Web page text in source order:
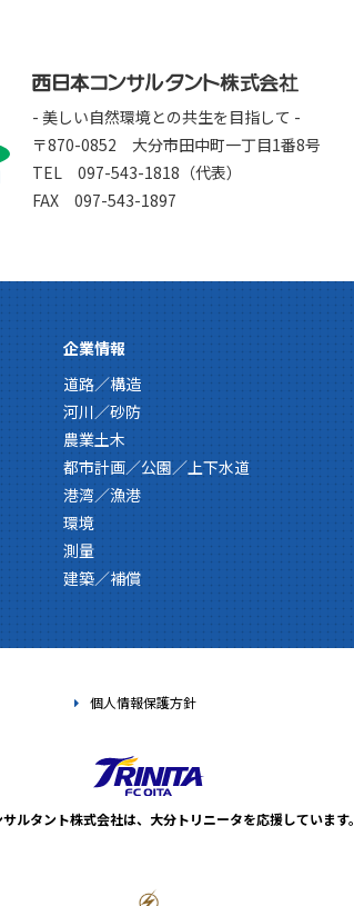
- 美しい自然環境との共生を目指して -
〒870-0852 大分市田中町一丁目1番8号
TEL 097-543-1818（代表）
FAX 097-543-1897
企業情報
道路／構造
河川／砂防
農業土木
都市計画／公園／上下水道
港湾／漁港
環境
測量
建築／補償
個人情報保護方針
ルタント株式会社は、 大分トリニータを応援しています。